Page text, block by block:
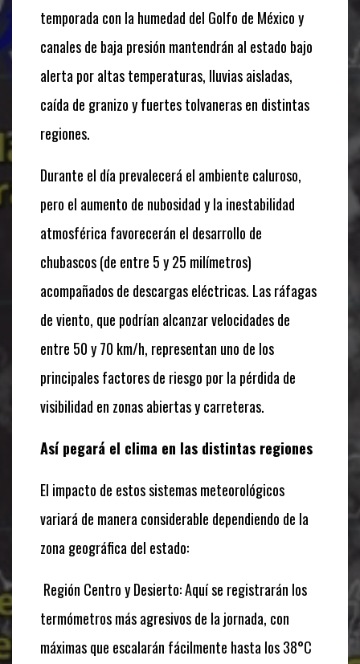
temporada con la humedad del Golfo de México y
canales de baja presión mantendrán al estado bajo
alerta por altas temperaturas, lluvias aisladas,
caída de granizo y fuertes tolvaneras en distintas
regiones.
Durante el día prevalecerá el ambiente caluroso,
pero el aumento de nubosidad y la inestabilidad
atmosférica favorecerán el desarrollo de
chubascos (de entre 5 y 25 milímetros)
acompañados de descargas eléctricas. Las ráfagas
de viento, que podrían alcanzar velocidades de
entre 50 y 70 km/h, representan uno de los
principales factores de riesgo por la pérdida de
visibilidad en zonas abiertas y carreteras.
Así pegará el clima en las distintas regiones
El impacto de estos sistemas meteorológicos
variará de manera considerable dependiendo de la
zona geográfica del estado:
Región Centro y Desierto: Aquí se registrarán los
termómetros más agresivos de la jornada, con
máximas que escalarán fácilmente hasta los 38°C